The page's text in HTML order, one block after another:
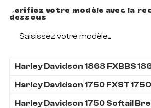
Vérifiez votre modèle avec la
dessous
Saisissez votre modèle...
Harley Davidson 1868 FXBBS
Harley Davidson 1750 FXST
Harley Davidson 1750 Softail